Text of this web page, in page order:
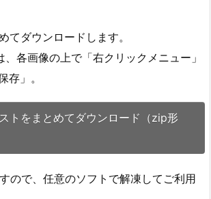
てダウンロードします。
各画像の上で「右クリックメニュー」
存」。
トをまとめてダウンロード（zip形
ので、任意のソフトで解凍してご利用